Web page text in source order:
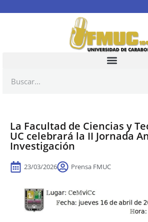
La Facultad de Ciencias y
UC celebrará la II Jornada
Investigación
23/03/2026 Prensa FMUC